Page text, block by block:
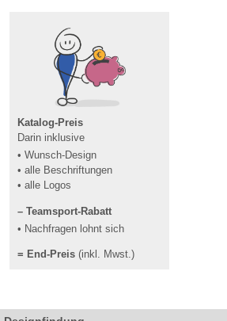
Katalog-Preis
Darin inklusive
• Wunsch-Design
• alle Beschriftungen
• alle Logos
– Teamsport-Rabatt
• Nachfragen lohnt sich
= End-Preis (inkl. Mwst.)